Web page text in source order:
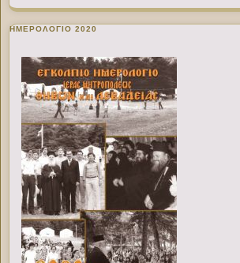
ΗΜΕΡΟΛΟΓΙΟ 2020